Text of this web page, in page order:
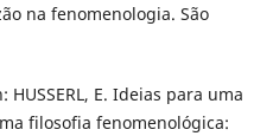
na fenomenologia. São
HUSSERL, E. Ideias para uma
filosofia fenomenológica: